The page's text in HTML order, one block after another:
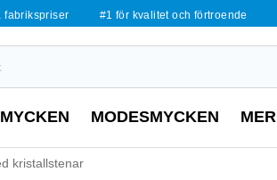
fabrikspriser #1 för kvalitet och förtroende
MODESMYCKEN MER
kristallstenar